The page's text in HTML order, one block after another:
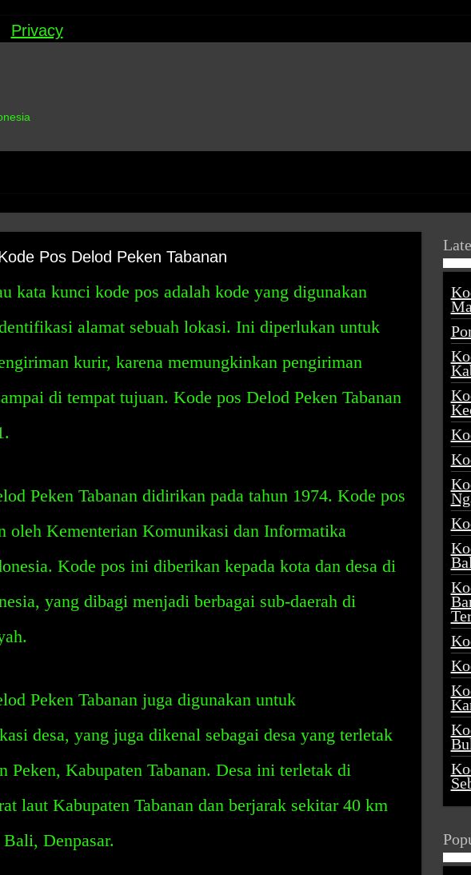
Privacy
Pos Delod Peken Tabanan
kata kunci kode pos adalah kode yang digunakan
alamat sebuah lokasi. Ini diperlukan untuk
kurir, karena memungkinkan pengiriman
di tempat tujuan. Kode pos Delod Peken Tabanan
Peken Tabanan didirikan pada tahun 1974. Kode pos
oleh Kementerian Komunikasi dan Informatika
Kode pos ini diberikan kepada kota dan desa di
yang dibagi menjadi berbagai sub-daerah di
Peken Tabanan juga digunakan untuk
desa, yang juga dikenal sebagai desa yang terletak
Peken, Kabupaten Tabanan. Desa ini terletak di
laut Kabupaten Tabanan dan berjarak sekitar 40 km
Denpasar.